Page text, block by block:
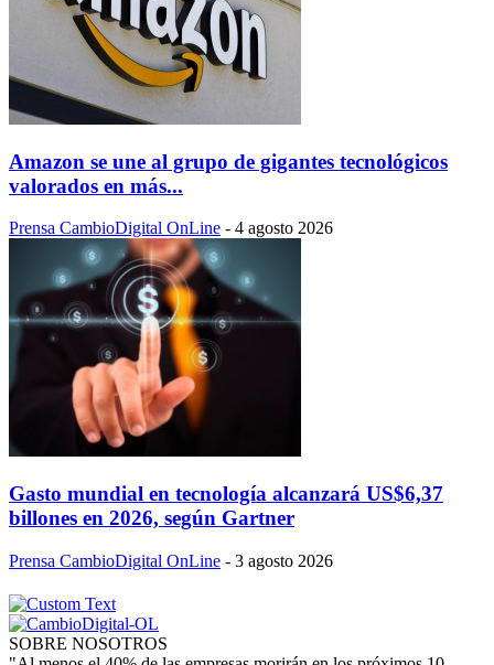
Amazon se une al grupo de gigantes tecnológicos
valorados en más...
Prensa CambioDigital OnLine - 4 agosto 2026
Gasto mundial en tecnología alcanzará US$6,37
billones en 2026, según Gartner
Prensa CambioDigital OnLine - 3 agosto 2026
SOBRE NOSOTROS